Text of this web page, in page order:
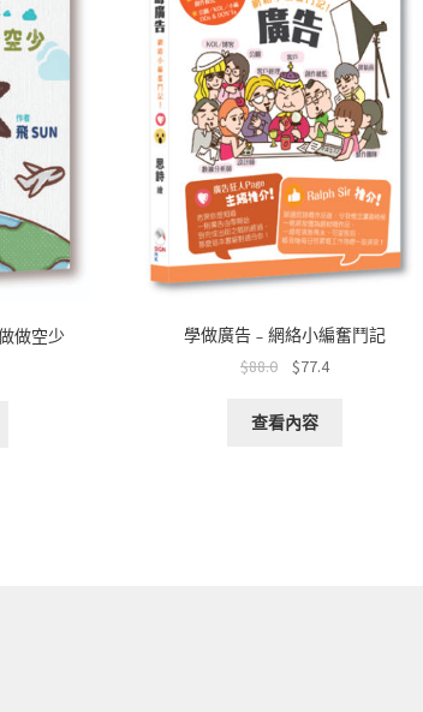
做空少
學做廣告﹣網絡小編奮鬥記
$88.0 $77.4
查看內容